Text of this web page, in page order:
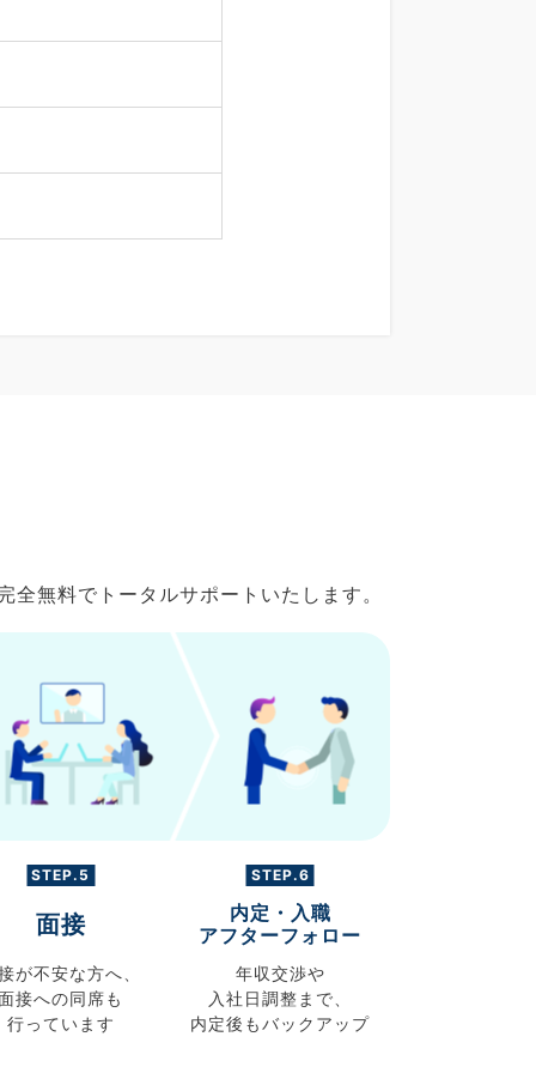
無料でトータルサポートいたします。
STEP.5
面接
が不安な方へ、
接への同席も
行っています
STEP.6
内定・入職
アフターフォロー
年収交渉や
入社日調整まで、
内定後もバックアップ